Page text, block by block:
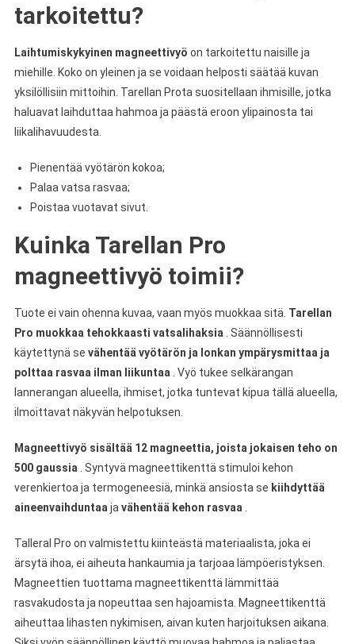
tarkoitettu?
Laihtumiskykyinen magneettivyö on tarkoitettu naisille ja
miehille. Koko on yleinen ja se voidaan helposti säätää kuvan
yksilöllisiin mittoihin. Tarellan Prota suositellaan ihmisille, jotka
haluavat laihduttaa hahmoa ja päästä eroon ylipainosta tai
liikalihavuudesta.
Pienentää vyötärön kokoa;
Palaa vatsa rasvaa;
Poistaa vuotavat sivut.
Kuinka Tarellan Pro
magneettivyö toimii?
Tuote ei vain ohenna kuvaa, vaan myös muokkaa sitä. Tarellan
Pro muokkaa tehokkaasti vatsalihaksia . Säännöllisesti
käytettynä se vähentää vyötärön ja lonkan ympärysmittaa ja
polttaa rasvaa ilman liikuntaa . Vyö tukee selkärangan
lannerangan alueella, ihmiset, jotka tuntevat kipua tällä alueella,
ilmoittavat näkyvän helpotuksen.
Magneettivyö sisältää 12 magneettia, joista jokaisen teho on
500 gaussia . Syntyvä magneettikenttä stimuloi kehon
verenkiertoa ja termogeneesiä, minkä ansiosta se kiihdyttää
aineenvaihduntaa ja vähentää kehon rasvaa
Talleral Pro on valmistettu kiinteästä materiaalista, joka ei
ärsytä ihoa, ei aiheuta hankaumia ja tarjoaa lämpöeristyksen.
Magneettien tuottama magneettikenttä lämmittää
rasvakudosta ja nopeuttaa sen hajoamista. Magneettikenttä
aiheuttaa lihasten nykimisen, aivan kuten harjoituksen aikana.